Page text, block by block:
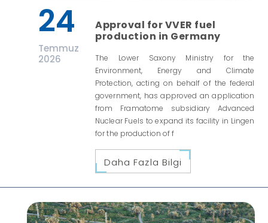
24
Temmuz
2026
Approval for VVER fuel
production in Germany
The Lower Saxony Ministry for the
Environment, Energy and Climate
Protection, acting on behalf of the federal
government, has approved an application
from Framatome subsidiary Advanced
Nuclear Fuels to expand its facility in Lingen
for the production of f
Daha Fazla Bilgi